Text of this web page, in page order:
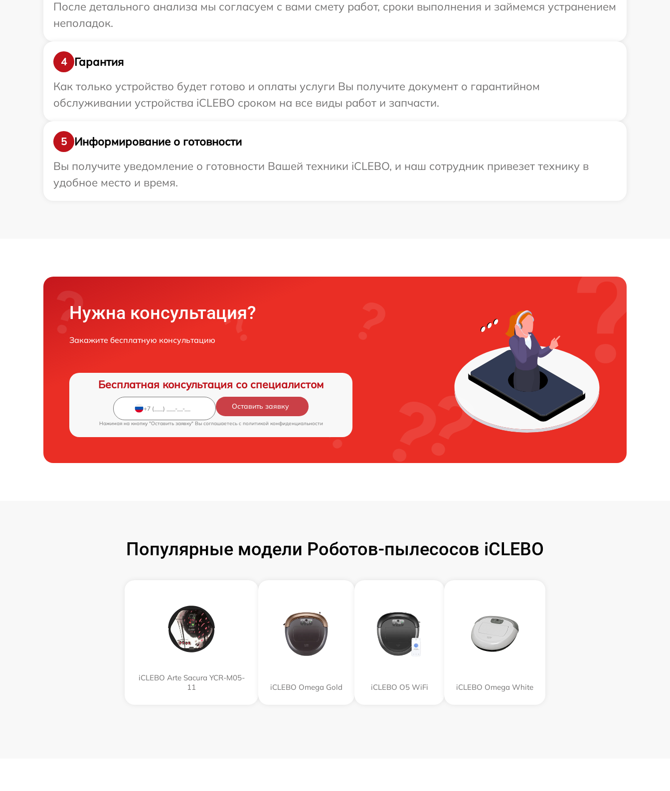
После детального анализа мы согласуем с вами смету работ, сроки выполнения и займемся устранением
неполадок.
4
Гарантия
Как только устройство будет готово и оплаты услуги Вы получите документ о гарантийном
обслуживании устройства iCLEBO сроком на все виды работ и запчасти.
5
Информирование о готовности
Вы получите уведомление о готовности Вашей техники iCLEBO, и наш сотрудник привезет технику в
удобное место и время.
Нужна консультация?
Закажите бесплатную консультацию
Бесплатная консультация со специалистом
Оставить заявку
Нажимая на кнопку "Оставить заявку" Вы соглашаетесь c политикой конфиденциальности
Популярные модели Роботов-пылесосов iCLEBO
iCLEBO Arte Sacura YCR-M05-
11
iCLEBO Omega Gold iCLEBO O5 WiFi iCLEBO Omega White